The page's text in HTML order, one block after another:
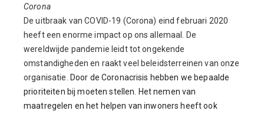
Corona
De uitbraak van COVID-19 (Corona) eind februari 2020
heeft een enorme impact op ons allemaal. De
wereldwijde pandemie leidt tot ongekende
omstandigheden en raakt veel beleidsterreinen van onze
organisatie.
Door de Coronacrisis hebben we bepaalde
prioriteiten bij moeten stellen. Het nemen van
maatregelen en het helpen van inwoners heeft ook